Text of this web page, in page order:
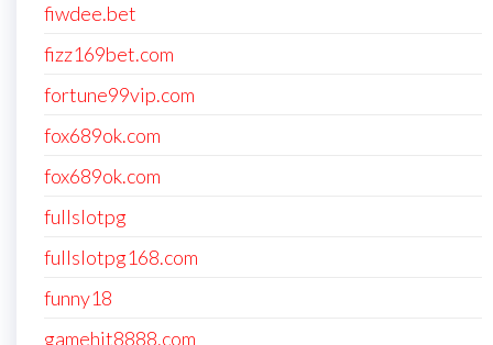
fiwdee.bet
fizz169bet.com
fortune99vip.com
fox689ok.com
fox689ok.com
fullslotpg
fullslotpg168.com
funny18
gamehit8888.com